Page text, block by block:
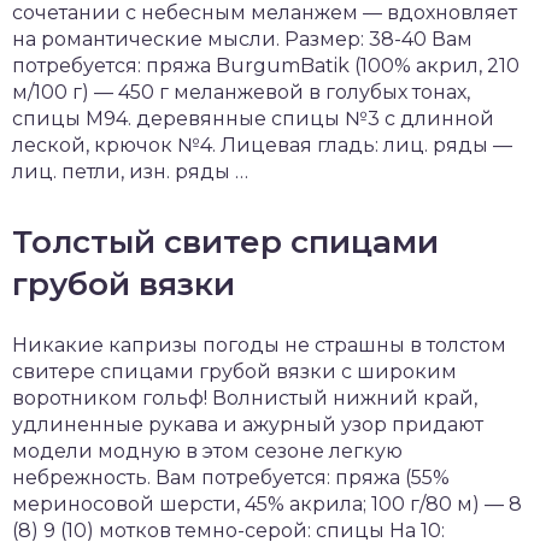
сочетании с небесным меланжем — вдохновляет
на романтические мысли. Размер: 38-40 Вам
потребуется: пряжа BurgumBatik (100% акрил, 210
м/100 г) — 450 г меланжевой в голубых тонах,
спицы М94. деревянные спицы №3 с длинной
леской, крючок №4. Лицевая гладь: лиц. ряды —
лиц. петли, изн. ряды …
Толстый свитер спицами
грубой вязки
Никакие капризы погоды не страшны в толстом
свитере спицами грубой вязки с широким
воротником гольф! Волнистый нижний край,
удлиненные рукава и ажурный узор придают
модели модную в этом сезоне легкую
небрежность. Вам потребуется: пряжа (55%
мериносовой шерсти, 45% акрила; 100 г/80 м) — 8
(8) 9 (10) мотков темно-серой: спицы На 10: